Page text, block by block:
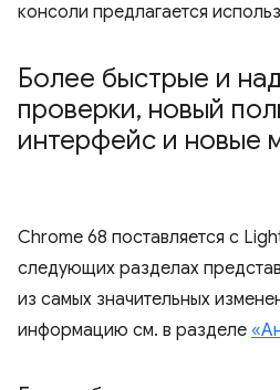
консоли предлагается
Более быстрые и
проверки, новый
интерфейс и новые
Chrome 68 поставляется с
следующих разделах
из самых значительных
информацию см. в разделе